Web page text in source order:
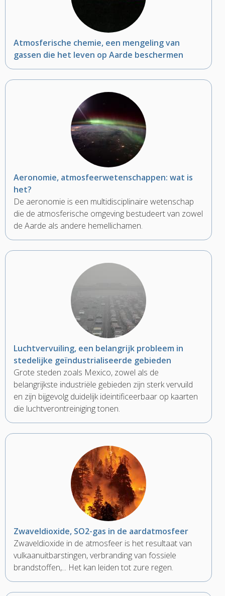
Atmosferische chemie, een mengeling van
gassen die het leven op Aarde beschermen
Aeronomie, atmosfeerwetenschappen: wat is
het?
De aeronomie is een multidisciplinaire wetenschap
die de atmosferische omgeving bestudeert van zowel
de Aarde als andere hemellichamen.
Luchtvervuiling, een belangrijk probleem in
stedelijke geïndustrialiseerde gebieden
Grote steden zoals Mexico, zowel als de
belangrijkste industriële gebieden zijn sterk vervuild
en zijn bijgevolg duidelijk ideintificeerbaar op kaarten
die luchtverontreiniging tonen.
Zwaveldioxide, SO2-gas in de aardatmosfeer
Zwaveldioxide in de atmosfeer is het resultaat van
vulkaanuitbarstingen, verbranding van fossiele
brandstoffen,... Het kan leiden tot zure regen.